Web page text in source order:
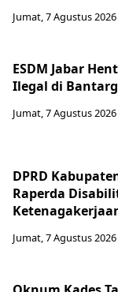
Jumat, 7 Agustus 2026
ESDM Jabar
Ilegal di
Jumat, 7 Agustus 2026
DPRD
Raperda
Jumat, 7 Agustus 2026